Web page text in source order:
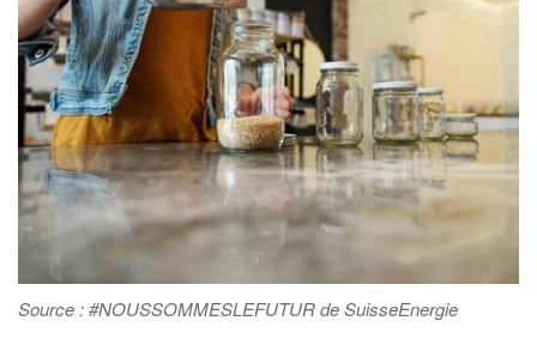
Source : #NOUSSOMMESLEFUTUR de SuisseEnergie